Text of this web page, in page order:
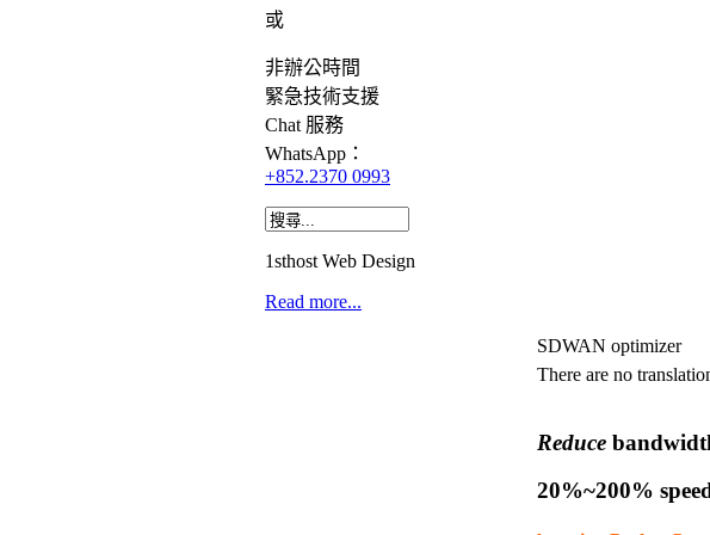
或
非辦公時間
緊急技術支援
Chat 服務
WhatsApp：
+852.2370 0993
1sthost Web Design
Read more...
SDWAN optimizer
There are no
Reduce
20%~200%